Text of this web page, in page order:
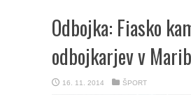
Odbojka: Fiasko
odbojkarjev v
16. 11. 2014 ŠPORT